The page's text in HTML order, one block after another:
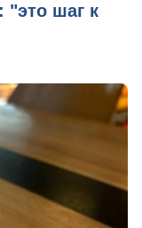
"это шаг к